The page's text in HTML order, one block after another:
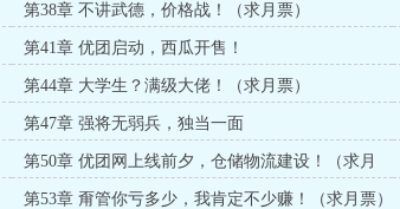
第38章 不讲武德，价格战！（求月票）
第41章 优团启动，西瓜开售！
第44章 大学生？满级大佬！（求月票）
第47章 强将无弱兵，独当一面
第50章 优团网上线前夕，仓储物流建设！（求月
票）
第53章 甭管你亏多少，我肯定不少赚！（求月票）